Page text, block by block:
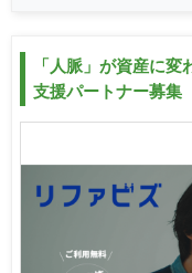
「人脈」が資産に
支援パートナー募集